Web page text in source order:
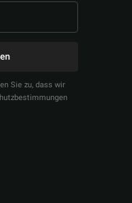
Sie zu, dass wir